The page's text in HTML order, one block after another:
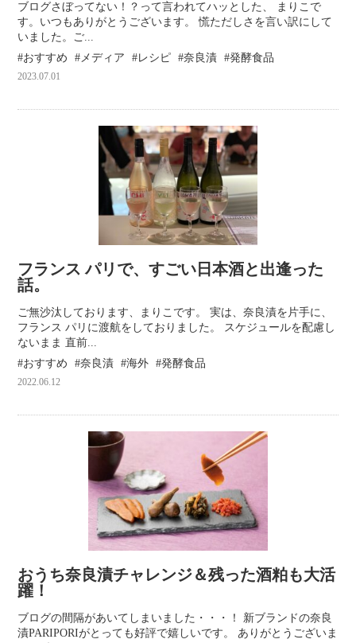
ブログさぼってない！？って言われてハッとした、 まりこで
す。いつもありがとうございます。 慌ただしさを言い訳にして
いました。ご...
おすすめ
メディア レシピ 奈良漬 発酵食品
2023.07.01
フランス パリで、すごい日本酒と出逢った
話。
ご無沙汰しております、まりこです。 実は、奈良漬を片手に、
フランス パリに渡航をしておりました。 スケジュールを配慮し
ないまま 直前...
おすすめ
奈良漬 海外 発酵食品
2022.06.12
おうち奈良漬チャレンジ＆残った酒粕も大活
躍！
ブログの間隔があいてしまいました・・・！ 新ブランドの奈良
漬PARIPORIがとっても好評で嬉しいです。 ありがとうございま